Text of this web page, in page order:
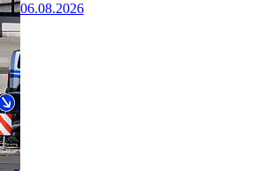
06.08.2026